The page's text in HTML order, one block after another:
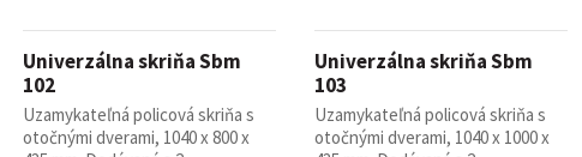
Univerzálna skriňa Sbm
102
Uzamykateľná policová skriňa s
otočnými dverami, 1040 x 800 x
Univerzálna skriňa Sbm
103
Uzamykateľná policová skriňa s
otočnými dverami, 1040 x 1000 x